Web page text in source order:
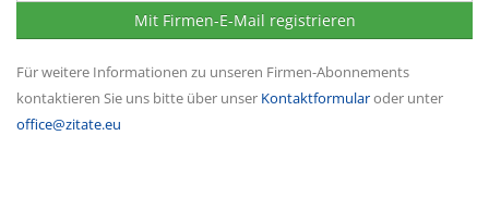
Mit Firmen-E-Mail registrieren
Für weitere Informationen zu unseren Firmen-Abonnements
kontaktieren Sie uns bitte über unser Kontaktformularoder unter
office@zitate.eu